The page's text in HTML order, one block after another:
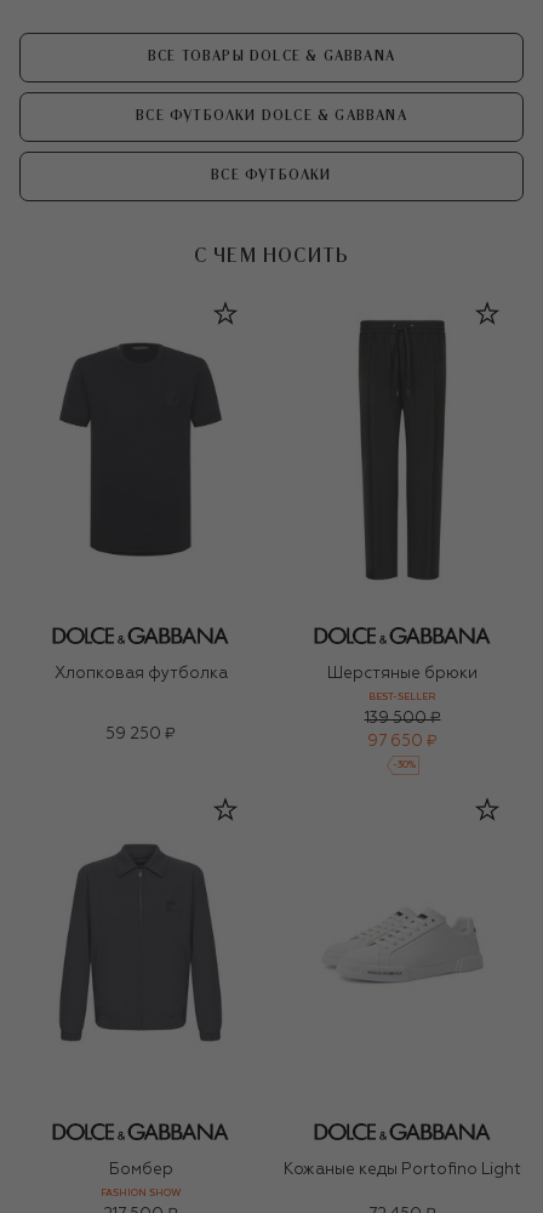
ВСЕ ТОВАРЫ DOLCE & GABBANA
ВСЕ ФУТБОЛКИ DOLCE & GABBANA
ВСЕ ФУТБОЛКИ
С ЧЕМ НОСИТЬ
Хлопковая футболка
59 250 ₽
Шерстяные брюки
BEST-SELLER
139 500 ₽
97 650 ₽
-30%
Бомбер
FASHION SHOW
Кожаные кеды Portofino Light